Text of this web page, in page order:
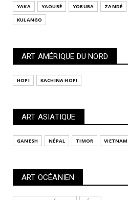
YAKA
YAOURÉ YORUBA ZANDÉ
KULANGO
ART AMÉRIQUE DU NORD
HOPI KACHINA HOPI
ART ASIATIQUE
GANESH NÉPAL TIMOR VIETNAM
ART OCÉANIEN